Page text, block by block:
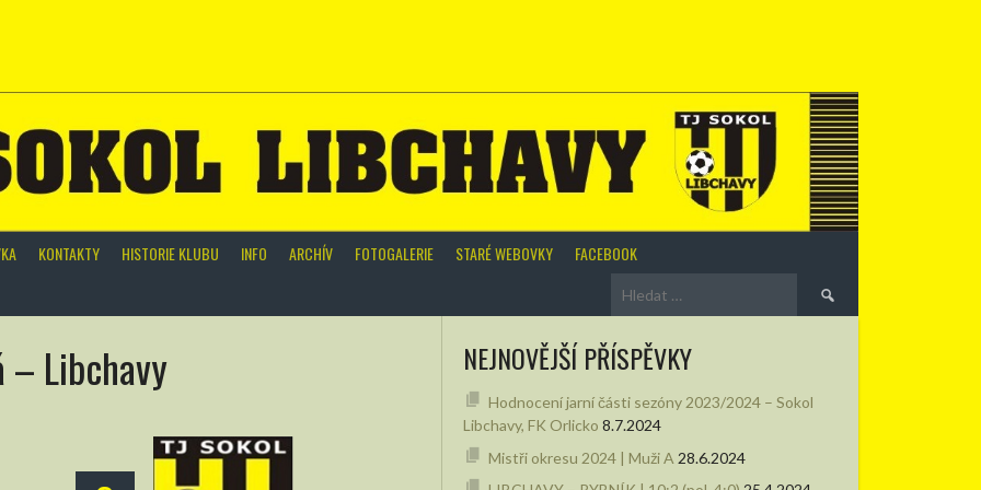
KONTAKTY HISTORIE KLUBU INFO ARCHÍV FOTOGALERIE STARÉ WEBOVKY FACEBOOK
Vyhledávání
– Libchavy NEJNOVĚJŠÍ PŘÍSPĚVKY
Hodnocení jarní části sezóny 2023/2024 – Sokol
Libchavy, FK Orlicko 8.7.2024
Mistři okresu 2024 | Muži A 28.6.2024